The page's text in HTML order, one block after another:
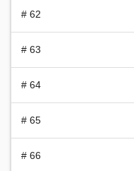
# 62
# 63
# 64
# 65
# 66